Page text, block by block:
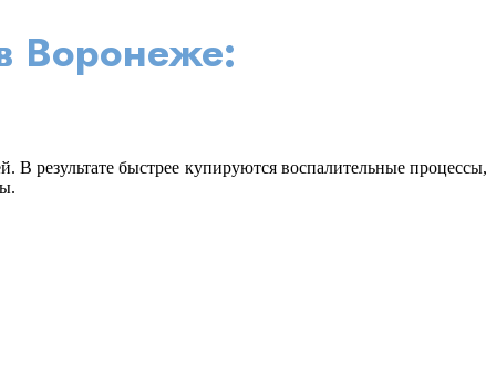
Воронеже:
результате быстрее купируются воспалительные процессы,